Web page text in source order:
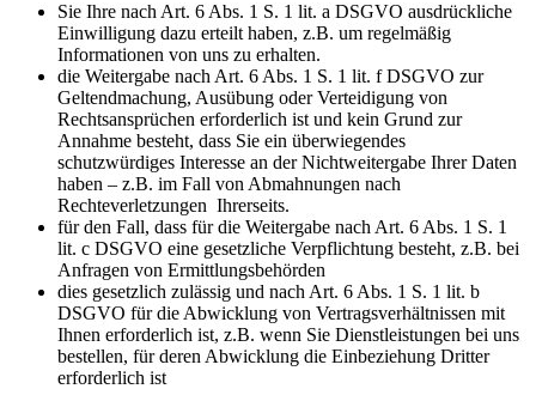
Sie Ihre nach Art. 6 Abs. 1 S. 1 lit. a DSGVO ausdrückliche
Einwilligung dazu erteilt haben, z.B. um regelmäßig
Informationen von uns zu erhalten.
die Weitergabe nach Art. 6 Abs. 1 S. 1 lit. f DSGVO zur
Geltendmachung, Ausübung oder Verteidigung von
Rechtsansprüchen erforderlich ist und kein Grund zur
Annahme besteht, dass Sie ein überwiegendes
schutzwürdiges Interesse an der Nichtweitergabe Ihrer Daten
haben – z.B. im Fall von Abmahnungen nach
Rechteverletzungen Ihrerseits.
für den Fall, dass für die Weitergabe nach Art. 6 Abs. 1 S. 1
lit. c DSGVO eine gesetzliche Verpflichtung besteht, z.B. bei
Anfragen von Ermittlungsbehörden
dies gesetzlich zulässig und nach Art. 6 Abs. 1 S. 1 lit. b
DSGVO für die Abwicklung von Vertragsverhältnissen mit
Ihnen erforderlich ist, z.B. wenn Sie Dienstleistungen bei uns
bestellen, für deren Abwicklung die Einbeziehung Dritter
erforderlich ist